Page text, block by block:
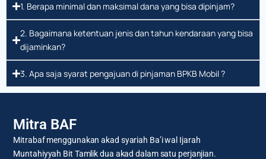
1. Berapa minimal dan maksimal dana yang bisa dipinjam?
2. Bagaimana ketentuan jenis dan tahun kendaraan yang bisa
dijaminkan?
3. Apa saja syarat pengajuan di pinjaman BPKB Mobil ?
Mitra BAF
Mitrabaf menggunakan akad syariah Ba’i wal Ijarah
Muntahiyyah Bit Tamlik dua akad dalam satu perjanjian.